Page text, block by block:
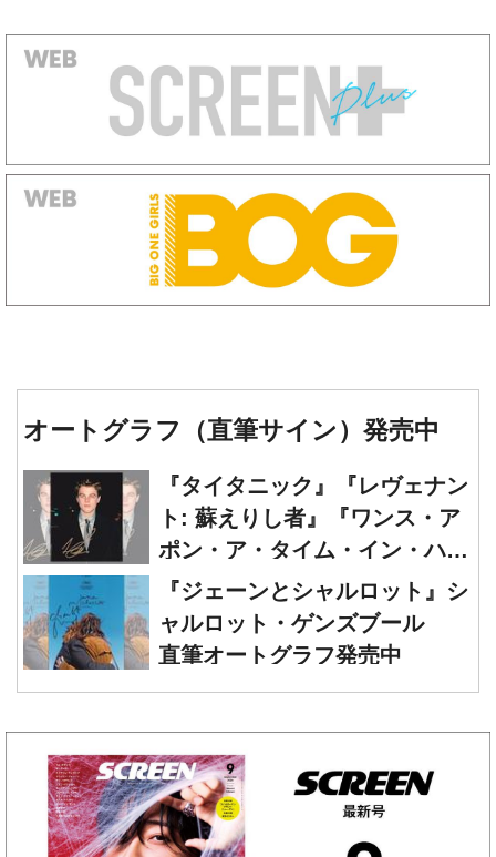
オートグラフ（直筆サイン）発売中
『タイタニック』『レヴェナン
ト: 蘇えりし者』『ワンス・ア
ポン・ア・タイム・イン・ハリ
ウッド』レオナルド・ディカプ
リオ 直筆オートグラフ発売中
『ジェーンとシャルロット』シ
ャルロット・ゲンズブール
直筆オートグラフ発売中